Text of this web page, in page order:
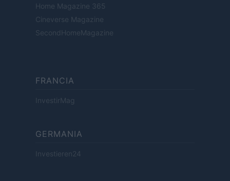
Home Magazine 365
Cineverse Magazine
SecondHomeMagazine
FRANCIA
InvestirMag
GERMANIA
Investieren24